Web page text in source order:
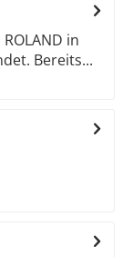
in
Bereits...